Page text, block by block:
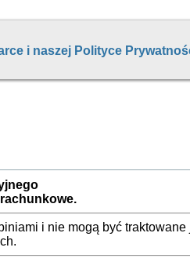
i nie mogą być